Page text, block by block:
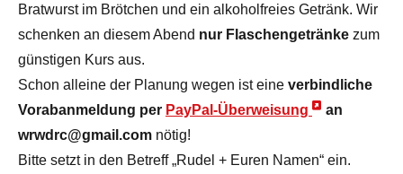
Bratwurst im Brötchen und ein alkoholfreies Getränk. Wir
schenken an diesem Abend nur Flaschengetränke zum
günstigen Kurs aus.
Schon alleine der Planung wegen ist eine verbindliche
Vorabanmeldung per PayPal-Überweisung
an
wrwdrc@gmail.com nötig!
Bitte setzt in den Betreff „Rudel + Euren Namen“ ein.